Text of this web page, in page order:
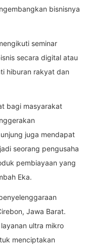
bisnisnya
seminar
secara digital atau
hiburan rakyat dan
bagi masyarakat
juga mendapat
seorang pengusaha
pembiayaan yang
Eka.
Jawa Barat.
ultra mikro
menciptakan